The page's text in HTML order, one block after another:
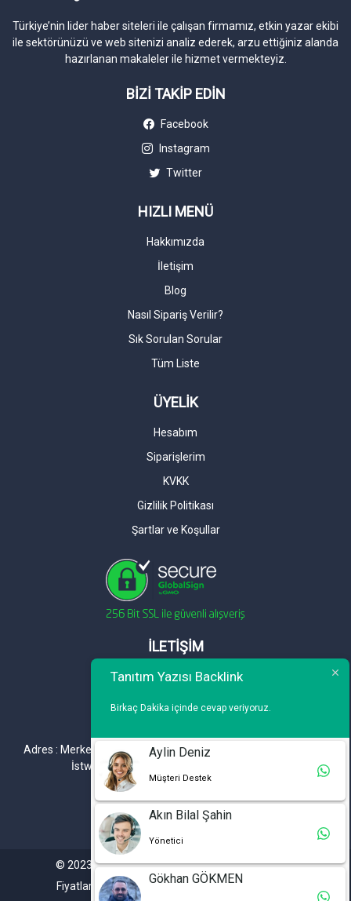
Türkiye’nin lider haber siteleri ile çalışan firmamız, etkin yazar ekibi
ile sektörünüzü ve web sitenizi analiz ederek, arzu ettiğiniz alanda
hazırlanan makaleler ile hizmet vermekteyiz.
BİZİ TAKİP EDİN
Facebook
Instagram
Twitter
HIZLI MENÜ
Hakkımızda
İletişim
Blog
Nasıl Sipariş Verilir?
Sık Sorulan Sorular
Tüm Liste
ÜYELİK
Hesabım
Siparişlerim
KVKK
Gizlilik Politikası
Şartlar ve Koşullar
İLETİŞİM
Telefon : 0 212 461 75 87
WhatsApp : 0 212 461 75 87
Adres : Merkez Mh. DeğirmenBahçe Cd. A1 A Blok D : 19 Kat :1
İstwest Rezidans Bahçelievler / İSTANBUL
© 2023. Tüm hakları saklıdır. Tanitimyazisi.com.tr
Fiyatlarımıza %20 KDV Dahil Değildir.
Tanıtım Yazısı Backlink
Birkaç Dakika içinde cevap veriyoruz.
Aylin Deniz
Müşteri Destek
Akın Bilal Şahin
Yönetici
Gökhan GÖKMEN